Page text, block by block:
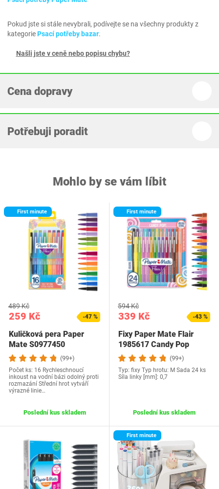
Pokud jste si stále nevybrali, podívejte se na všechny produkty z
kategoriePsací potřeby bazar.
Našli jste v ceně nebo popisu chybu?
Cena dopravy
Potřebuji poradit
Mohlo by se vám líbit
First minute
259 Kč
489 Kč
-47 %
Kuličková pera Paper
Mate S0977450
(99+)
Počet ks: 16 Rychleschnoucí
inkoust na vodní bázi odolný proti
rozmazání Střední hrot vytváří
výrazné linie…
Poslední kus skladem
First minute
339 Kč
594 Kč
-43 %
Fixy Paper Mate Flair
1985617 Candy Pop
(99+)
Typ: fixy Typ hrotu: M Sada 24 ks
Síla linky [mm]: 0,7
Poslední kus skladem
First minute